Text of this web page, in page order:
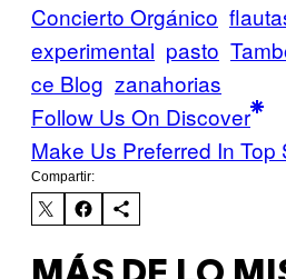
Concierto Orgánico
experimental pasto
ce Blog zanahorias
Follow Us On Discover
Make Us Preferred In Top
Compartir: